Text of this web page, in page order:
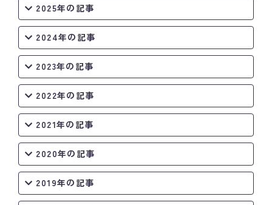
2025年の記事
2024年の記事
2023年の記事
2022年の記事
2021年の記事
2020年の記事
2019年の記事